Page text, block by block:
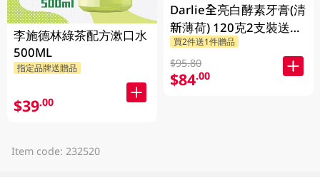
李施德林綠茶配方漱口水
500ML
指定品牌送贈品
$39.00
Darlie全亮白酵素牙膏(清
新薄荷) 120克2支裝送
Chiikawa便攜不鏽鋼杯
1PK
買2件送1件贈品
$95.80
$84.00
Item code: 232520